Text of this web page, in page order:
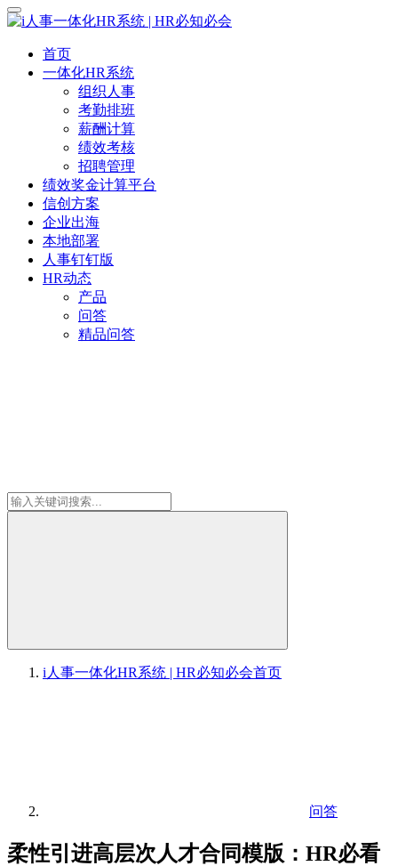
首页
一体化HR系统
组织人事
考勤排班
薪酬计算
绩效考核
招聘管理
绩效奖金计算平台
信创方案
企业出海
本地部署
人事钉钉版
HR动态
产品
问答
精品问答
i人事一体化HR系统 | HR必知必会首页
问答
柔性引进高层次人才合同模版：HR必看